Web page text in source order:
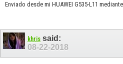
Enviado desde mi HUAWEI G535-L11
khris said:
08-22-2018